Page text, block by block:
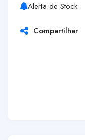
Alerta de Stock
Compartilhar